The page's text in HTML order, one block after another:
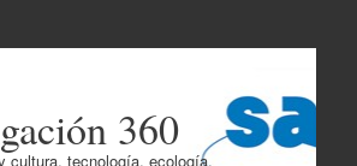
360
cultura, tecnología, ecología,